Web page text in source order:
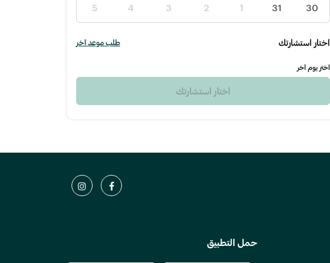
30
31
1
2
3
4
5
اختار استشارتك طلب موعد آخر
اختر يوم آخر
اختار استشارتك
حمل التطبيق